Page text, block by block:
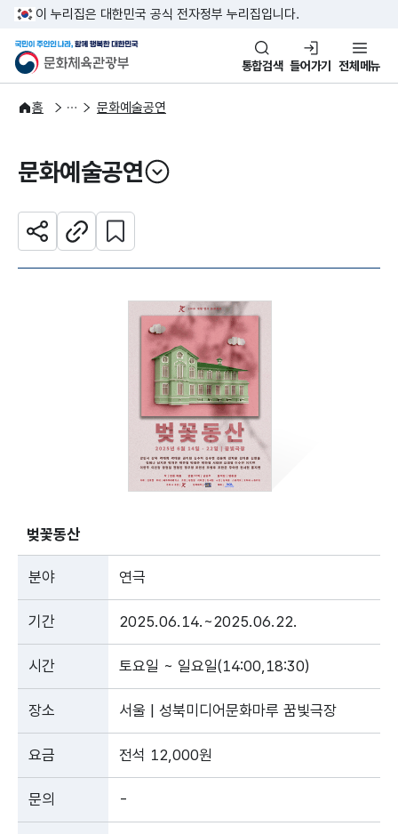
본문 바로가기
주메뉴 바로가기
이 누리집은 대한민국 공식 전자정부 누리집입니다.
문화체육관광부
국민이 주인인 나라, 함께 행복
통합검색 들어가기 전체메뉴
홈
문화광장 문화예술공연
문화예술공연
열기
공유하기주소복사
관심 콘텐츠 설정하기
벚꽃동산
분야 연극
기간 2025.06.14.~2025.06.22.
시간 토요일 ~ 일요일(14:00,18:30)
장소 서울 | 성북미디어문화마루 꿈빛극장
요금 전석 12,000원
문의 -